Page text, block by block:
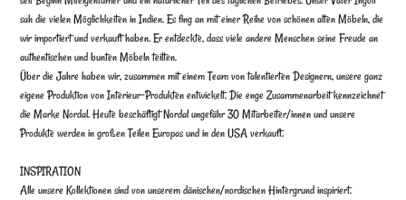
sah die vielen Möglichkeiten in Indien. Es fing an mit einer Reihe von schönen alten Möbeln, die
wir importiert und verkauft haben. Er entdeckte, dass viele andere Menschen seine Freude an
authentischen und bunten Möbeln teilten.
Über die Jahre haben wir, zusammen mit einem Team von talentierten Designern, unsere ganz
eigene Produktion von Interieur-Produkten entwickelt. Die enge Zusammenarbeit kennzeichnet
die Marke Nordal. Heute beschäftigt Nordal ungefähr 30 Mitarbeiter/innen und unsere
Produkte werden in großen Teilen Europas und in den USA verkauft.
INSPIRATION
Alle unsere Kollektionen sind von unserem dänischen/nordischen Hintergrund inspiriert.